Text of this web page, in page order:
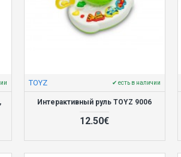
TOYZ ✔ есть в наличии
Интерактивный руль TOYZ 9006
12.50€